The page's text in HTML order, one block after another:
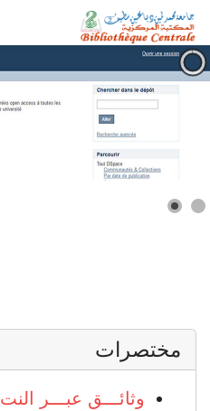
اختر لغتك
مختصرات
وثائـــق عبـــر النت SNDL